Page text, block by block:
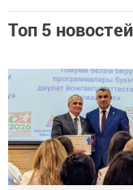
Топ 5 новостей